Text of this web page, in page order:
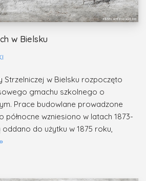
w Bielsku
Strzelniczej w Bielsku rozpoczęto
gmachu szkolnego o
Prace budowlane prowadzone
północne wzniesiono w latach 1873-
oddano do użytku w 1875 roku,